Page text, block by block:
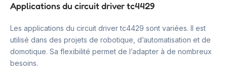
Applications du circuit driver tc4429
Les applications du circuit driver tc4429 sont variées. Il est
utilisé dans des projets de robotique, d’automatisation et de
domotique. Sa flexibilité permet de l’adapter à de nombreux
besoins.